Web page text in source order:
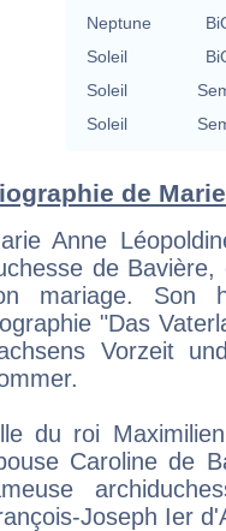
Neptune
Soleil
Soleil
Soleil
de
Anne
de
mariage. Son
"Das
Vorzeit
du roi
Caroline de
Joseph Ier